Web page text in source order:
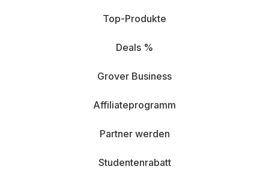
Top-Produkte
Deals %
Grover Business
Affiliateprogramm
Partner werden
Studentenrabatt